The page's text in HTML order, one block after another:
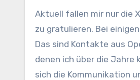
Aktuell fallen mir nur die
zu gratulieren. Bei
Das sind Kontakte aus
denen ich über die Jahre
sich die Kommunikation